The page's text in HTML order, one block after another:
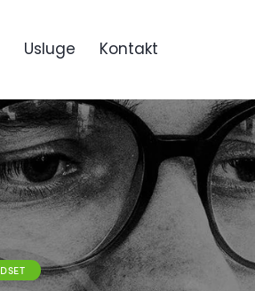
Usluge Kontakt